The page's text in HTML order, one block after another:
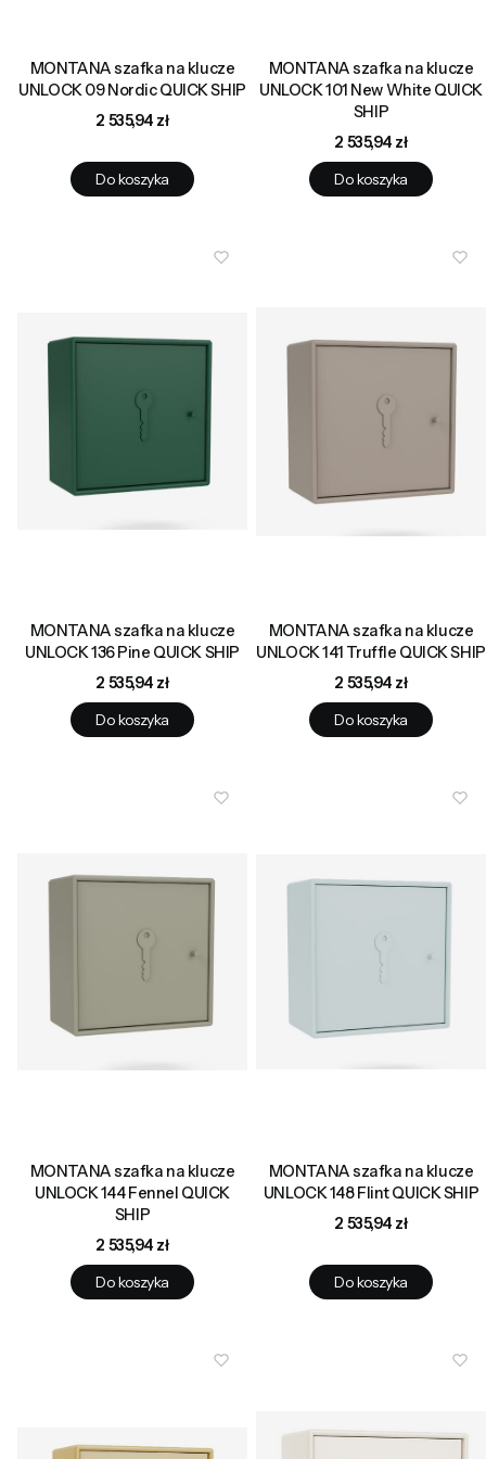
MONTANA szafka na klucze
UNLOCK 09 Nordic QUICK SHIP
Cena
2 535,94 zł
Do koszyka
MONTANA szafka na klucze
UNLOCK 101 New White QUICK
SHIP
Cena
2 535,94 zł
Do koszyka
MONTANA szafka na klucze
UNLOCK 136 Pine QUICK SHIP
Cena
2 535,94 zł
Do koszyka
MONTANA szafka na klucze
UNLOCK 141 Truffle QUICK SHIP
Cena
2 535,94 zł
Do koszyka
MONTANA szafka na klucze
UNLOCK 144 Fennel QUICK
SHIP
Cena
2 535,94 zł
Do koszyka
MONTANA szafka na klucze
UNLOCK 148 Flint QUICK SHIP
Cena
2 535,94 zł
Do koszyka